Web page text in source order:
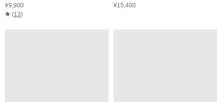
¥9,900
(13)
¥15,400